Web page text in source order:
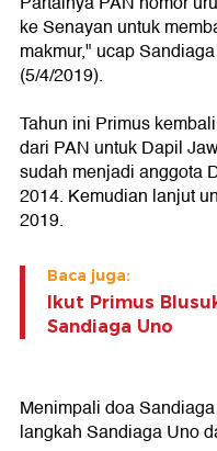
ke Senayan untuk
makmur," ucap
(5/4/2019).
Tahun ini Primus
dari PAN untuk Dapil
sudah menjadi anggota
2014. Kemudian lanjut
2019.
Baca juga:
Ikut Primus
Sandiaga Uno
Menimpali doa
langkah Sandiaga Uno